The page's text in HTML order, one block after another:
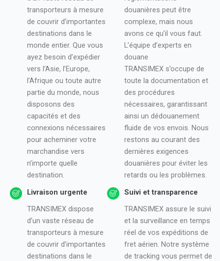
transporteurs à mesure
de couvrir d’importantes
destinations dans le
monde entier. Que vous
ayez besoin d’expédier
vers l’Asie, l’Europe,
l’Afrique ou toute autre
partie du monde, nous
disposons des
capacités et des
connexions nécessaires
pour acheminer votre
marchandise vers
n’importe quelle
destination.
Livraison urgente
TRANSIMEX dispose
d’un vaste réseau de
transporteurs à mesure
de couvrir d’importantes
destinations dans le
douanières peut être
complexe, mais nous
avons ce qu’il vous faut.
L’équipe d’experts en
douane
TRANSIMEX s’occupe de
toute la documentation et
des procédures
nécessaires, garantissant
ainsi un dédouanement
fluide de vos envois. Nous
restons au courant des
dernières exigences
douanières pour éviter les
retards ou les problèmes.
Suivi et transparence
TRANSIMEX assure le suivi
et la surveillance en temps
réel de vos expéditions de
fret aérien. Notre système
de tracking vous permet de